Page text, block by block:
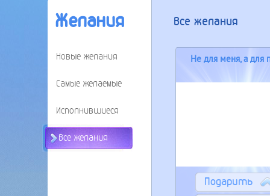
Желания
Новые желания
Самые желаемые
Исполнившиеся
Все желания
Все желания
Не для меня, а для
Подарить